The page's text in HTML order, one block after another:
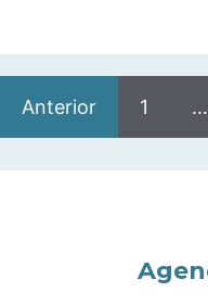
Anterior 1 …